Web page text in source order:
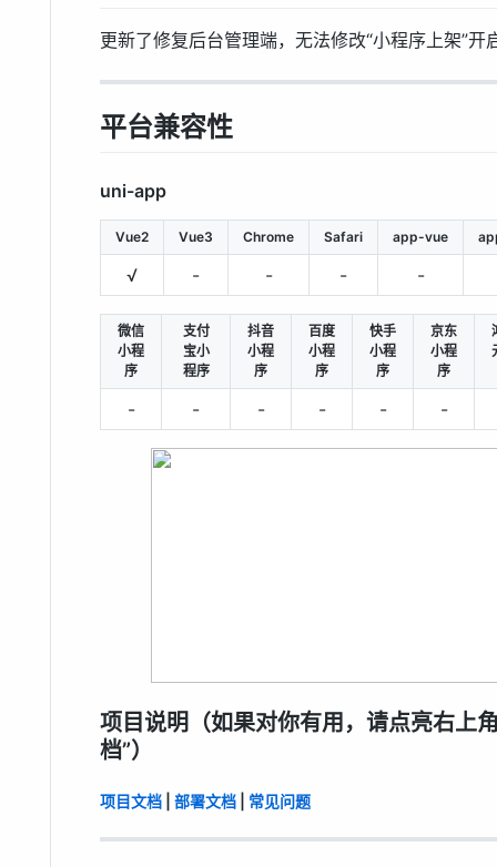
更新了修复后台管理端，无法修改“小程序上架”开
平台兼容性
uni-app
Vue2 Vue3 Chrome Safari app-vue
√ - - - -
微信
小程
序
支付
宝小
程序
抖音
小程
序
百度
小程
序
快手
小程
序
京东
小程
序
- - - - - -
项目说明（如果对你有用，请点亮右上
档”）
项目文档 部署文档 常见问题